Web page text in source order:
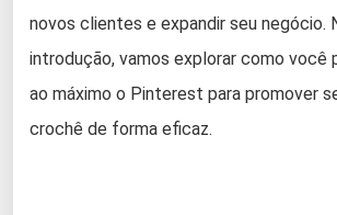
novos clientes e expandir seu negócio.
introdução, vamos explorar como você
ao máximo o Pinterest para promover
crochê de forma eficaz.